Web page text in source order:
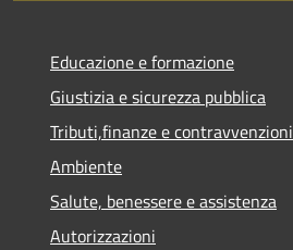
Educazione e formazione
Giustizia e sicurezza pubblica
Tributi,finanze e contravvenzioni
Ambiente
Salute, benessere e assistenza
Autorizzazioni